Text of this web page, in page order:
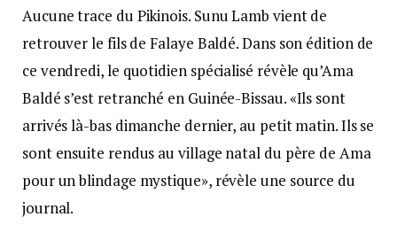
Aucune trace du Pikinois. Sunu Lamb vient de
retrouver le fils de Falaye Baldé. Dans son édition de
ce vendredi, le quotidien spécialisé révèle qu’Ama
Baldé s’est retranché en Guinée-Bissau. «Ils sont
arrivés là-bas dimanche dernier, au petit matin. Ils se
sont ensuite rendus au village natal du père de Ama
pour un blindage mystique», révèle une source du
journal.